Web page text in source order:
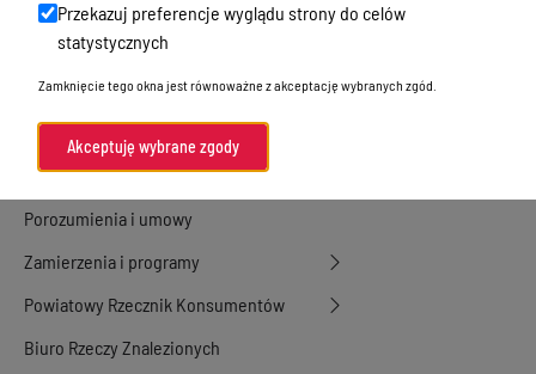
Budżet
Organizacja działania samorządu
powiatowego
Organy Powiatu
Oświadczenia majątkowe
Porozumienia i umowy
Zamierzenia i programy
Powiatowy Rzecznik Konsumentów
Biuro Rzeczy Znalezionych
Przekazuj preferencje wyglądu strony do celów
statystycznych
Zamknięcie tego okna jest równoważne z akceptację wybranych zgód.
Akceptuję wybrane zgody